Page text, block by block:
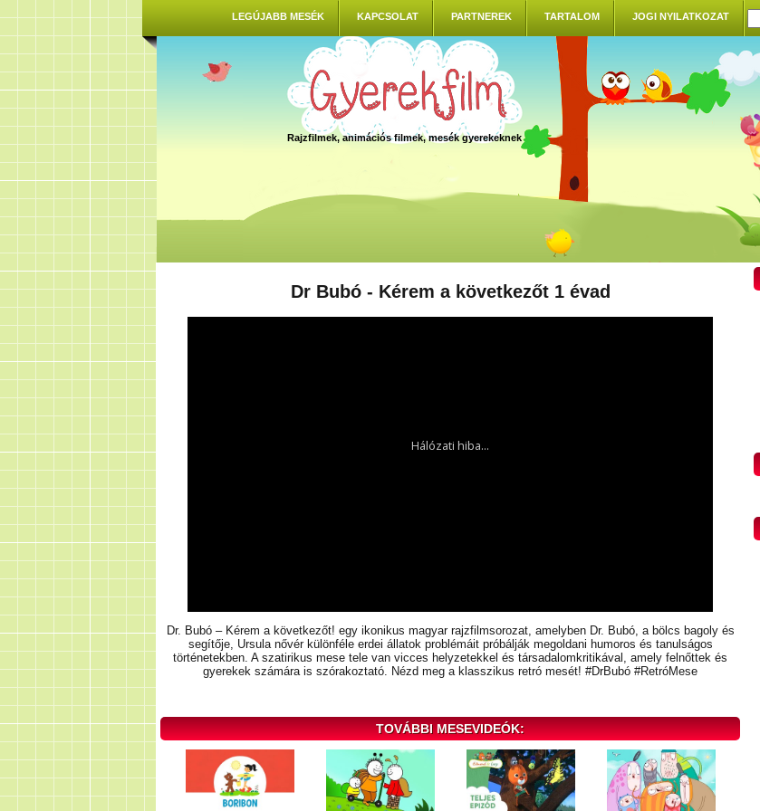
LEGÚJABB MESÉK KAPCSOLAT PARTNEREK TARTALOM JOGI NYILATKOZAT
Rajzfilmek, animációs filmek, mesék gyerekeknek
Dr Bubó - Kérem a következőt 1 évad
Dr. Bubó – Kérem a következőt! egy ikonikus magyar rajzfilmsorozat, amelyben Dr. Bubó, a bölcs bagoly és
segítője, Ursula nővér különféle erdei állatok problémáit próbálják megoldani humoros és tanulságos
történetekben. A szatirikus mese tele van vicces helyzetekkel és társadalomkritikával, amely felnőttek és
gyerekek számára is szórakoztató. Nézd meg a klasszikus retró mesét! #DrBubó #RetróMese
TOVÁBBI MESEVIDEÓK: